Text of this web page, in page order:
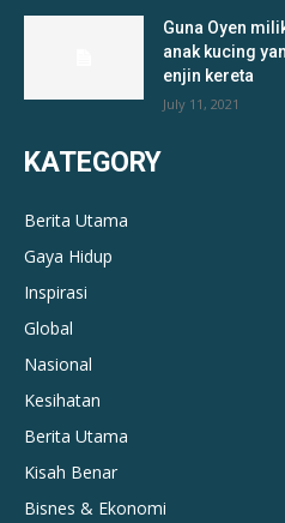
Guna Oyen
anak kucing
enjin kereta
July 11, 2021
KATEGORY
Berita Utama
Gaya Hidup
Inspirasi
Global
Nasional
Kesihatan
Berita Utama
Kisah Benar
Bisnes & Ekonomi